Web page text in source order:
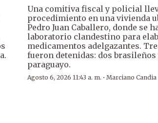
Una comitiva fiscal y policial
procedimiento en una vivienda
Pedro Juan Caballero, donde se
laboratorio clandestino para
medicamentos adelgazantes.
fueron detenidas: dos brasileños
paraguayo.
Agosto 6, 2026 11:43 a. m. · Marciano Candia